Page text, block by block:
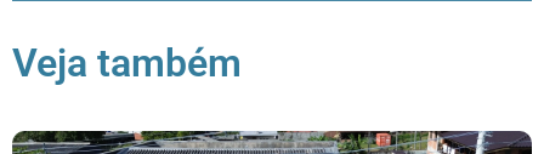
Veja também